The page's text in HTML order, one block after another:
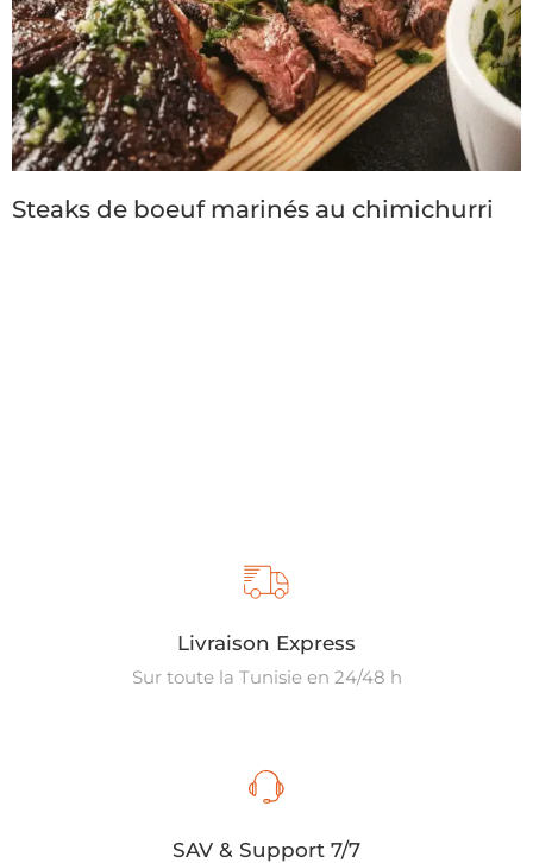
Steaks de boeuf marinés au chimichurri
Livraison Express
Sur toute la Tunisie en 24/48 h
SAV & Support 7/7